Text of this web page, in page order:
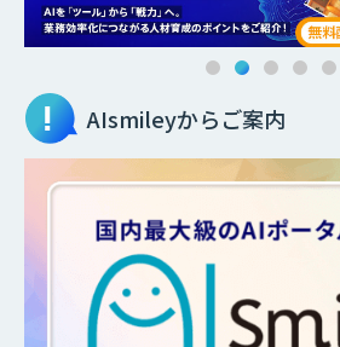
AIsmileyからご案内